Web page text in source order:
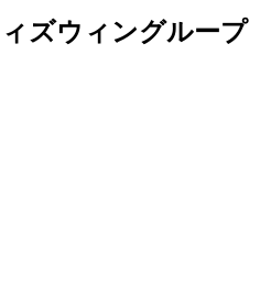
ズウィングループ